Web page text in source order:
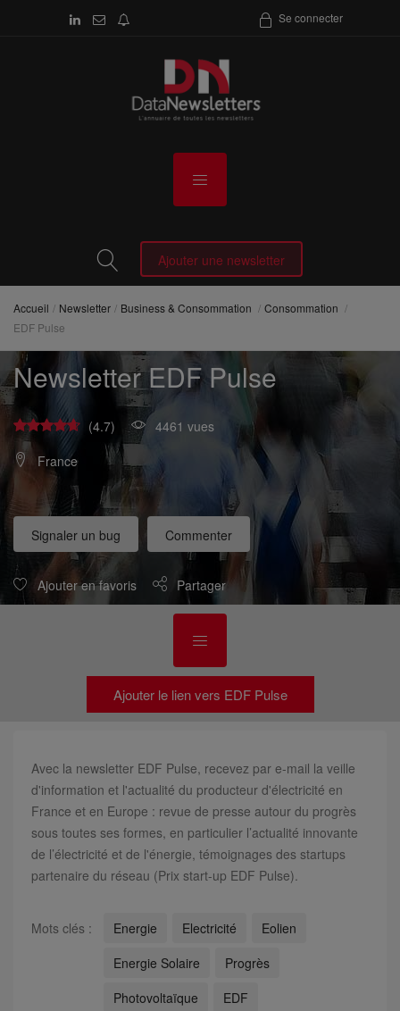
Se connecter
Ajouter une newsletter
Accueil Newsletter Business & Consommation
Consommation
EDF Pulse
Newsletter EDF Pulse
(4.7)
4461 vues
France
Signaler un bug Commenter
Ajouter en favoris Partager
Ajouter le lien vers EDF Pulse
Avec la newsletter EDF Pulse, recevez par e-mail la veille
d'information et l'actualité du producteur d'électricité en
France et en Europe : revue de presse autour du progrès
sous toutes ses formes, en particulier l’actualité innovante
de l’électricité et de l'énergie, témoignages des startups
partenaire du réseau (Prix start-up EDF Pulse).
Mots clés : Energie Electricité
Eolien
Energie Solaire
Progrès
Photovoltaïque
EDF